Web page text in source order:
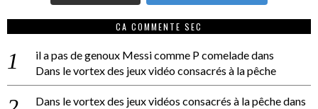
CA COMMENTE SEC
il a pas de genoux Messi comme P comeladedans
Dans le vortex des jeux vidéo consacrés à la pêche
Dans le vortex des jeux vidéos consacrés à la pêchedans